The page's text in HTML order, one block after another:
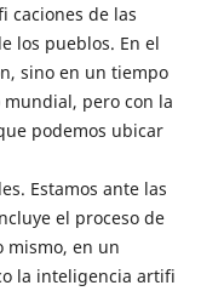
caciones de las
los pueblos. En el
sino en un tiempo
pero con la
podemos ubicar
Estamos ante las
el proceso de
mismo, en un
la inteligencia artifi